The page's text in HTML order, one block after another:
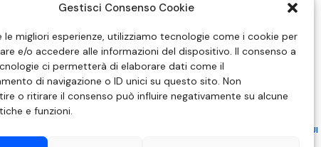
Gestisci Consenso Cookie
le migliori esperienze, utilizziamo tecnologie come i cookie per
e/o accedere alle informazioni del dispositivo. Il consenso a
ci permetterà di elaborare dati come il
di navigazione o ID unici su questo sito. Non
o ritirare il consenso può influire negativamente su alcune
e funzioni.
IN MATERIA DI ATTUAZIONE DEL PRINCIPIO DEL PLURALISMO, DI CUI
6 NOVEMBRE 2003, N. 313